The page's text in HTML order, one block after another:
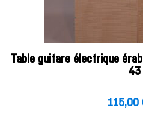
Table guitare électrique
43
115,00